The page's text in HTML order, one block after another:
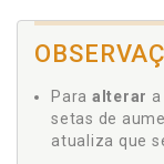
Para alterar
setas de
atualiza que